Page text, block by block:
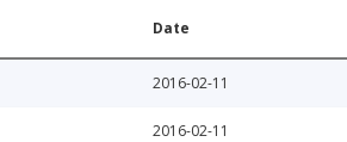
Date
2016-02-11
2016-02-11